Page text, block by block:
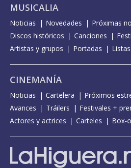
MUSICALIA
Noticias Novedades
Próximas
Discos históricos
Canciones
Artistas y grupos
Portadas Listas
CINEMANÍA
Noticias Cartelera Próximos
Avances
Tráilers
Festivales +
Actores y actrices
Carteles Box-